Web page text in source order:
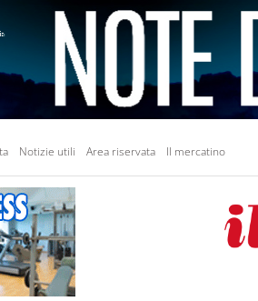
Notizie utili Area riservata Il mercatino